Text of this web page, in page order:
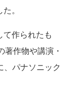
。
作られたも
作物や講演・
パナソニック